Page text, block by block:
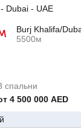
Dubai - UAE
Burj Khalifa/
5500м
спальни
4 500 000 AED